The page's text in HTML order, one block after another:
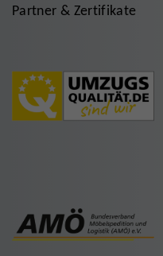
Partner & Zertifikate